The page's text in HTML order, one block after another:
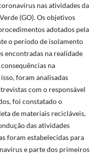
nas atividades da
(GO). Os objetivos
adotados pela
o período de isolamento
encontradas na realidade
na
foram analisadas
com o responsável
foi constatado o
de materiais recicláveis,
das atividades
foram estabelecidas para
e parte dos primeiros